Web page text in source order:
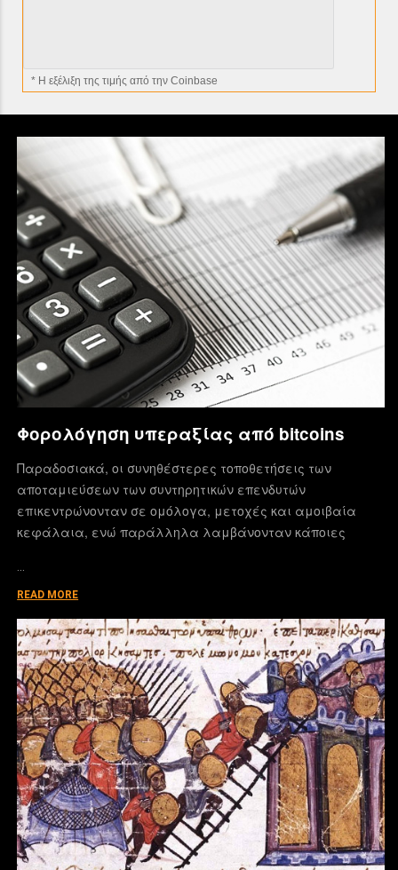
* H εξέλιξη της τιμής από την Coinbase
Φορολόγηση υπεραξίας από bitcoins
Παραδοσιακά, οι συνηθέστερες τοποθετήσεις των
αποταμιεύσεων των συντηρητικών επενδυτών
επικεντρώνονταν σε ομόλογα, μετοχές και αμοιβαία
κεφάλαια, ενώ παράλληλα λαμβάνονταν κάποιες
…
READ MORE